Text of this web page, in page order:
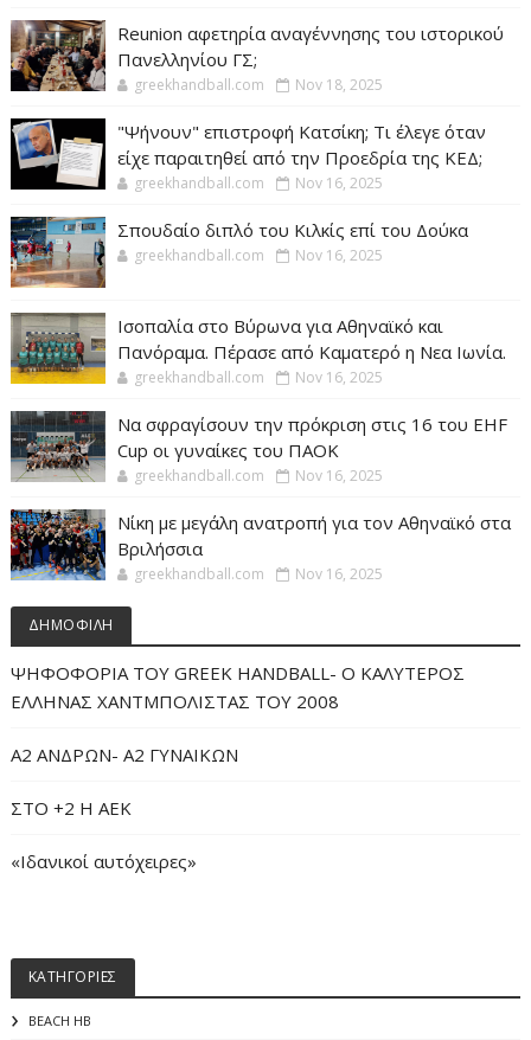
Reunion αφετηρία αναγέννησης του ιστορικού
Πανελληνίου ΓΣ;
greekhandball.com Nov 18, 2025
"Ψήνουν" επιστροφή Κατσίκη; Τι έλεγε όταν
είχε παραιτηθεί από την Προεδρία της ΚΕΔ;
greekhandball.com Nov 16, 2025
Σπουδαίο διπλό του Κιλκίς επί του Δούκα
greekhandball.com Nov 16, 2025
Ισοπαλία στο Βύρωνα για Αθηναϊκό και
Πανόραμα. Πέρασε από Καματερό η Νεα Ιωνία.
greekhandball.com Nov 16, 2025
Να σφραγίσουν την πρόκριση στις 16 του EHF
Cup οι γυναίκες του ΠΑΟΚ
greekhandball.com Nov 16, 2025
Νίκη με μεγάλη ανατροπή για τον Αθηναϊκό στα
Βριλήσσια
greekhandball.com Nov 16, 2025
ΔΗΜΟΦΙΛΗ
ΨΗΦΟΦΟΡΙΑ ΤΟΥ GREEK HANDBALL- O ΚΑΛΥΤΕΡΟΣ
ΕΛΛΗΝΑΣ ΧΑΝΤΜΠΟΛΙΣΤΑΣ ΤΟΥ 2008
Α2 ΑΝΔΡΩΝ- Α2 ΓΥΝΑΙΚΩΝ
ΣΤΟ +2 Η ΑΕΚ
«Iδανικοί αυτόχειρες»
ΚΑΤΗΓΟΡΙΕΣ
BEACH HB